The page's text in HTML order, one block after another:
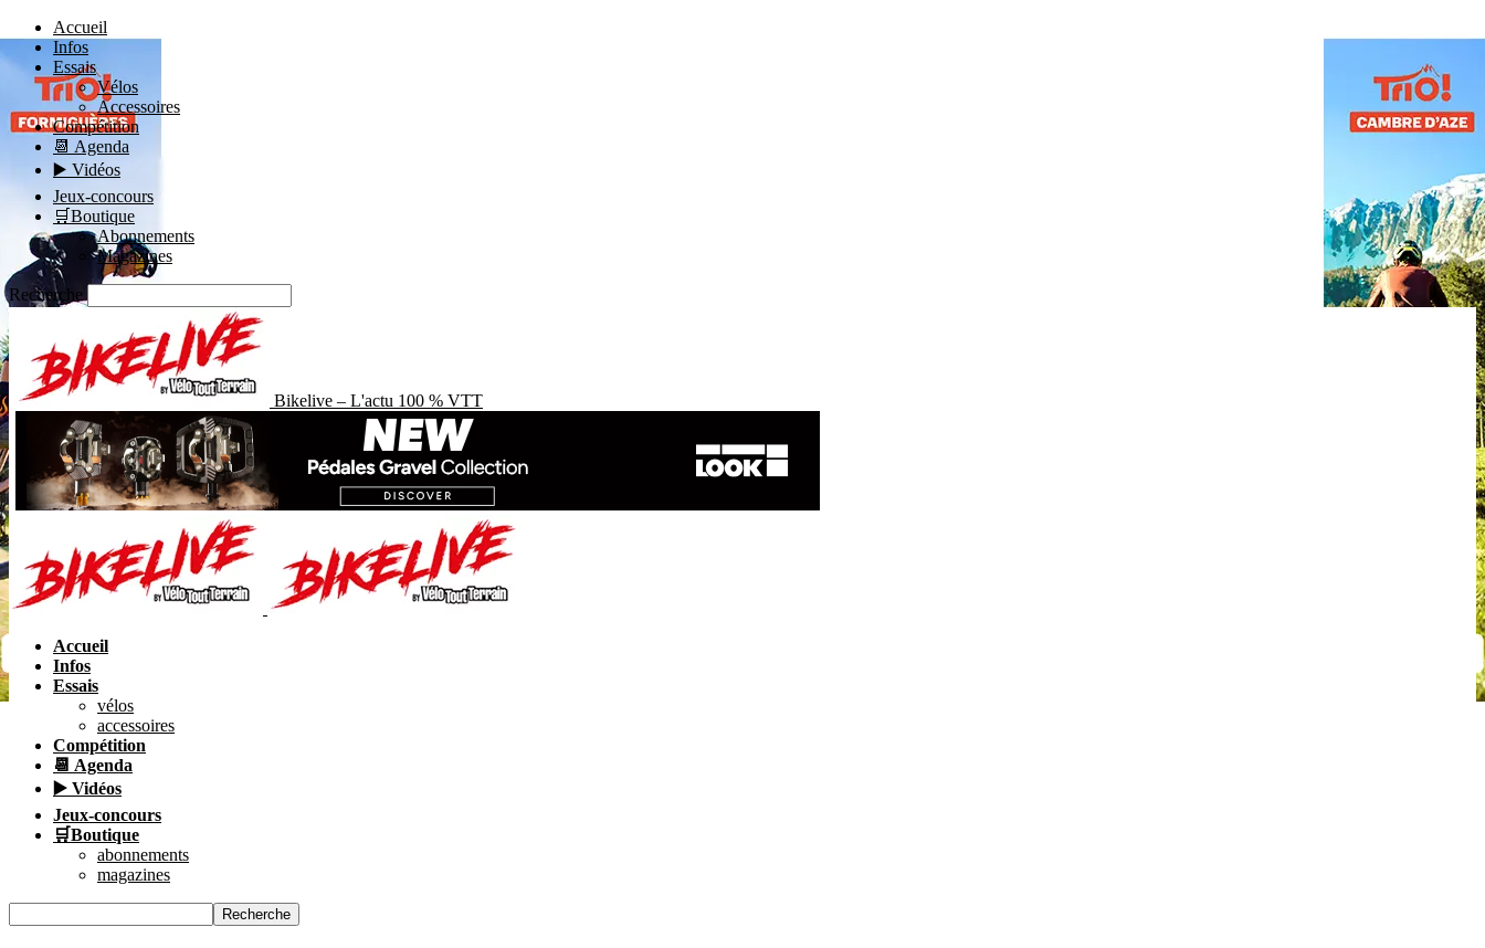
Accueil
Infos
Essais
Vélos
Accessoires
Compétition
📆 Agenda
▶️ Vidéos
Jeux-concours
🛒Boutique
Abonnements
Magazines
Recherche
Bikelive – L'actu 100 % VTT
Accueil
Infos
Essais
vélos
accessoires
Compétition
📆 Agenda
▶️ Vidéos
Jeux-concours
🛒Boutique
abonnements
magazines